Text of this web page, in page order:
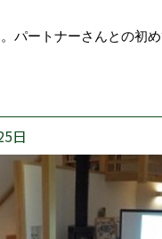
パートナーさんとの初
日